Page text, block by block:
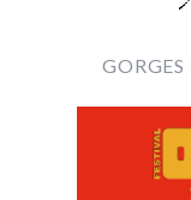
GORGES